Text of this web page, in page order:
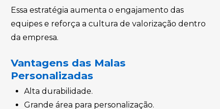
Essa estratégia aumenta o engajamento das
equipes e reforça a cultura de valorização dentro
da empresa.
Vantagens das Malas
Personalizadas
Alta durabilidade.
Grande área para personalização.